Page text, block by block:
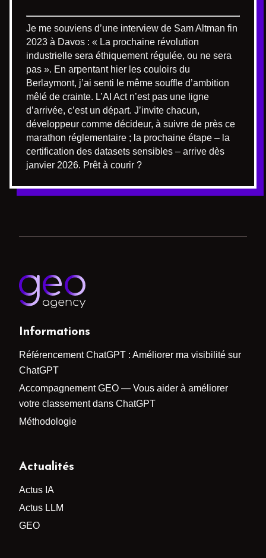
Je me souviens d’une interview de Sam Altman fin
2023 à Davos : « La prochaine révolution
industrielle sera éthiquement régulée, ou ne sera
pas ». En arpentant hier les couloirs du
Berlaymont, j’ai senti le même souffle d’ambition
mêlé de crainte. L’AI Act n’est pas une ligne
d’arrivée, c’est un départ. J’invite chacun,
développeur comme décideur, à suivre de près ce
marathon réglementaire ; la prochaine étape – la
certification des datasets sensibles – arrive dès
janvier 2026. Prêt à courir ?
Informations
Référencement ChatGPT : Améliorer ma visibilité sur
ChatGPT
Accompagnement GEO — Vous aider à améliorer
votre classement dans ChatGPT
Méthodologie
Actualités
Actus IA
Actus LLM
GEO